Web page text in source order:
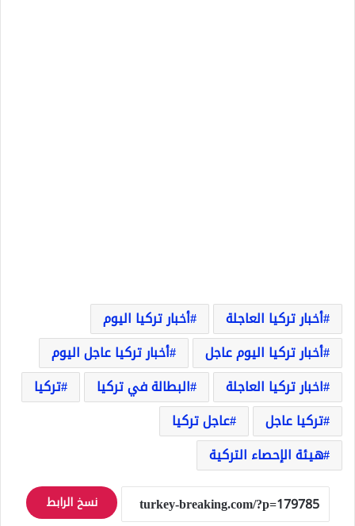
أخبار تركيا العاجلة
أخبار تركيا اليوم
أخبار تركيا اليوم عاجل
أخبار تركيا عاجل اليوم
اخبار تركيا العاجلة
البطالة في تركيا
تركيا
تركيا عاجل
عاجل تركيا
هيئة الإحصاء التركية
نسخ الرابط